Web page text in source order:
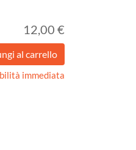
12,00 €
immediata